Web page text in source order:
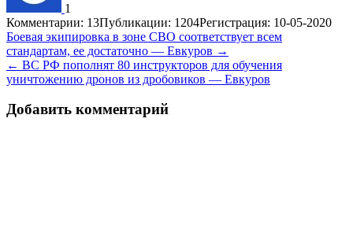
1
Комментарии: 13Публикации: 1204Регистрация: 10-05-2020
Навигация
по
записям
Боевая экипировка в зоне СВО соответствует всем
стандартам, ее достаточно — Евкуров →
← ВС РФ пополнят 80 инструкторов для обучения
уничтожению дронов из дробовиков — Евкуров
Добавить комментарий